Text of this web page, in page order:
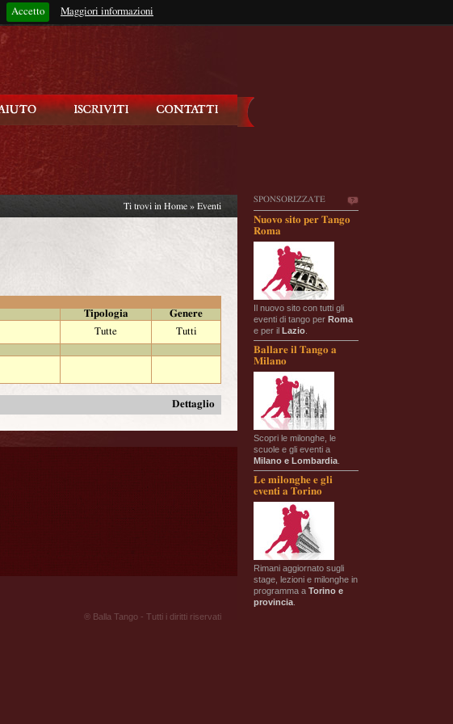
Accetto Maggiori informazioni
Rimani connesso?
SPONSORIZZATE
Nuovo sito per Tango
Roma
Il nuovo sito con tutti gli
eventi di tango per Roma
e per il Lazio
Ballare il Tango a
Milano
Scopri le milonghe, le
scuole e gli eventi a
Milano e Lombardia
Le milonghe e gli
eventi a Torino
Rimani aggiornato sugli
stage, lezioni e milonghe in
programma a Torino e
provincia
Ti trovi in Home » Eventi
Tipologia
Genere
Tutte
Tutti
Dettaglio
® Balla Tango - Tutti i diritti riservati